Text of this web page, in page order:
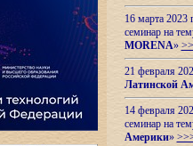
16 марта 2023
семинар на
MORENA»
21 февраля
Латинской
14 февраля
семинар на
Америки»